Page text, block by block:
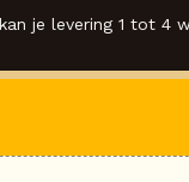
je levering 1 tot 4